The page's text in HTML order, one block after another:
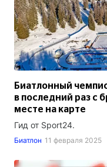
Биатлонный
в последний раз с
месте на карте
Гид от Sport24.
Биатлон 11 февраля 2025